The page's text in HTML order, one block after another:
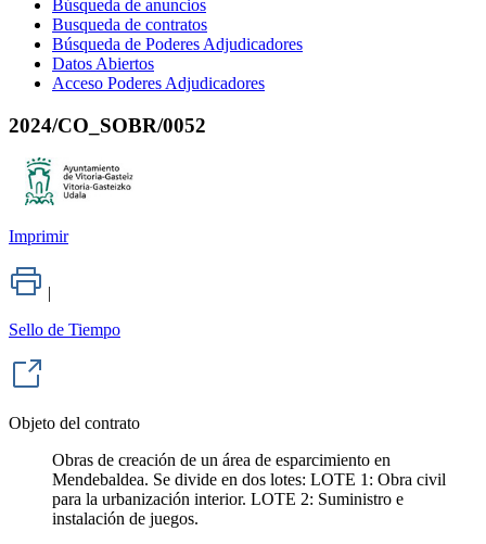
Búsqueda de anuncios
Busqueda de contratos
Búsqueda de Poderes Adjudicadores
Datos Abiertos
Acceso Poderes Adjudicadores
2024/CO_SOBR/0052
Imprimir
|
Sello de Tiempo
Objeto del contrato
Obras de creación de un área de esparcimiento en
Mendebaldea. Se divide en dos lotes: LOTE 1: Obra civil
para la urbanización interior. LOTE 2: Suministro e
instalación de juegos.